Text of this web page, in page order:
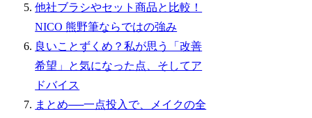
他社ブラシやセット商品と比較！
NICO 熊野筆ならではの強み
良いことずくめ？私が思う「改善
希望」と気になった点、そしてア
ドバイス
まとめ──一点投入で、メイクの全